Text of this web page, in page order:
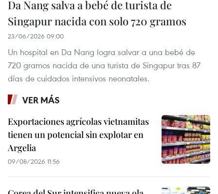
Da Nang salva a bebé de turista de
Singapur nacida con solo 720 gramos
23/06/2026 09:00
Un hospital en Da Nang logra salvar a una bebé de
720 gramos nacida de una turista de Singapur tras 87
días de cuidados intensivos neonatales.
VER MÁS
Exportaciones agrícolas vietnamitas
tienen un potencial sin explotar en
Argelia
09/08/2026 11:56